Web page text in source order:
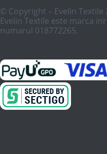
© Copyright – Evelin Textile
Evelin Textile este marca
numarul 018772265.